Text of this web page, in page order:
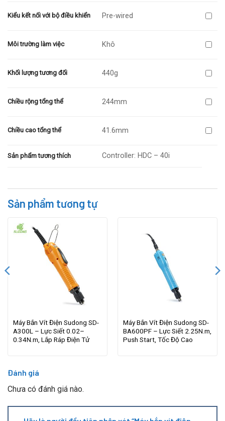
Kiểu kết nối với bộ điều khiển Pre-wired
Môi trường làm việc Khô
Khối lượng tương đối 440g
Chiều rộng tổng thể 244mm
Chiều cao tổng thể 41.6mm
Sản phẩm tương thích Controller: HDC – 40i
Sản phẩm tương tự
Máy Bắn Vít Điện Sudong SD-
A300L – Lực Siết 0.02–
0.34N.m, Lắp Ráp Điện Tử
Máy Bắn Vít Điện Sudong SD-
BA600PF – Lực Siết 2.25N.m,
Push Start, Tốc Độ Cao
Đánh giá
Chưa có đánh giá nào.